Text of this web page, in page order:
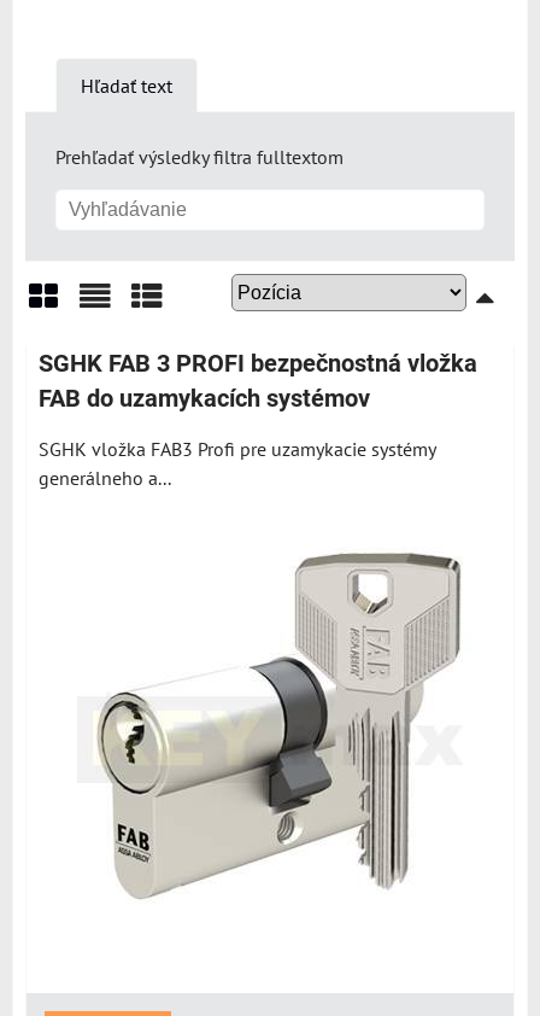
Hľadať text
Prehľadať výsledky filtra fulltextom
SGHK FAB 3 PROFI bezpečnostná vložka
FAB do uzamykacích systémov
SGHK vložka FAB3 Profi pre uzamykacie systémy
generálneho a...